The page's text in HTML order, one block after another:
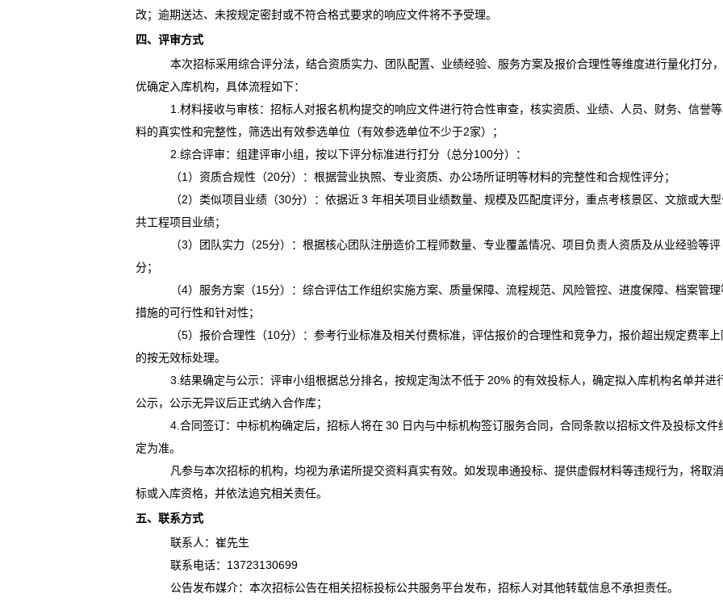
改；逾期送达、未按规定密封或不符合格式要求的响应文件将不予受理。
四、评审方式
本次招标采用综合评分法，结合资质实力、团队配置、业绩经验、服务方案及报价合理性等维度进行量化打分
优确定入库机构，具体流程如下：
1.材料接收与审核：招标人对报名机构提交的响应文件进行符合性审查，核实资质、业绩、人员、财务、信誉
料的真实性和完整性，筛选出有效参选单位（有效参选单位不少于2家）；
2.综合评审：组建评审小组，按以下评分标准进行打分（总分100分）：
（1） 资质合规性（20分）： 根据营业执照、专业资质、办公场所证明等材料的完整性和合规性评分；
（2） 类似项目业绩（30分）： 依据近 3 年相关项目业绩数量、规模及匹配度评分，重点考核景区、文旅或大
共工程项目业绩；
（3）
团队实力（25分）： 根据核心团队注册造价工程师数量、专业覆盖情况、项目负责人资质及从业经验等评
分；
（4） 服务方案（15分）： 综合评估工作组织实施方案、质量保障、流程规范、风险管控、进度保障、档案管理
措施的可行性和针对性；
（5） 报价合理性（10分）： 参考行业标准及相关付费标准，评估报价的合理性和竞争力，报价超出规定费率上
的按无效标处理。
3.结果确定与公示：评审小组根据总分排名，按规定淘汰不低于 20% 的有效投标人，确定拟入库机构名单并进
公示，公示无异议后正式纳入合作库；
4.合同签订：中标机构确定后，招标人将在 30 日内与中标机构签订服务合同，合同条款以招标文件及投标文件
定为准。
凡参与本次招标的机构，均视为承诺所提交资料真实有效。如发现串通投标、提供虚假材料等违规行为，将取
标或入库资格，并依法追究相关责任。
五、联系方式
联系人：崔先生
联系电话： 13723130699
公告发布媒介：本次招标公告在相关招标投标公共服务平台发布，招标人对其他转载信息不承担责任。